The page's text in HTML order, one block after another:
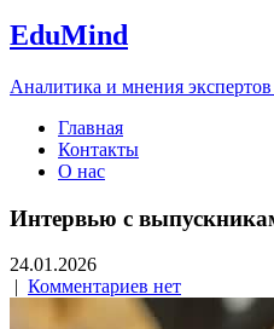
EduMind
Аналитика и мнения
Главная
Контакты
О нас
Интервью с
24.01.2026
| Комментариев нет